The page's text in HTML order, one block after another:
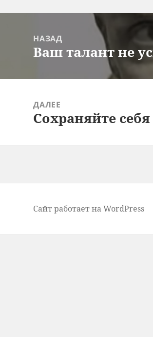
записям
НАЗАД
Предыдущая
Ваш талант не
ДАЛЕЕ
Следующая
Сохраняйте
Сайт работает на WordPress